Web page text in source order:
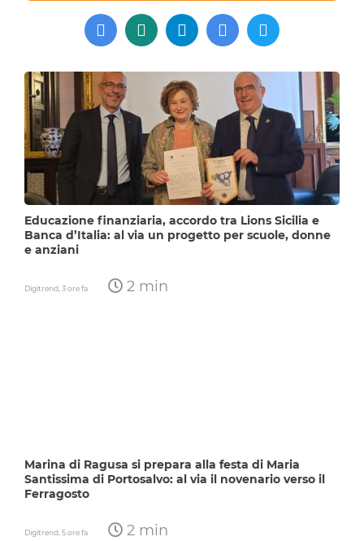
Educazione finanziaria, accordo tra Lions Sicilia e
Banca d’Italia: al via un progetto per scuole, donne
e anziani
Digitrend,3 ore fa 2 min
Marina di Ragusa si prepara alla festa di Maria
Santissima di Portosalvo: al via il novenario verso il
Ferragosto
Digitrend,5 ore fa 2 min